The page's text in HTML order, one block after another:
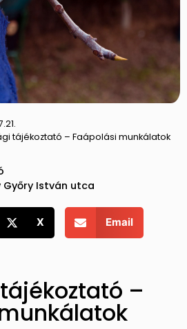
tájékoztató – Faápolási munkálatok
Győry István utca
X Email
–